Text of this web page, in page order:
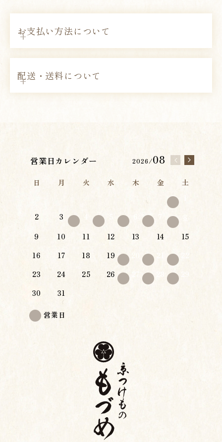
お支払い方法について
配送・送料について
営業日カレンダー 2026/08
日 月 火 水 木 金
土
2
3
9
10 11 12 13 14
15
16
17 18 19 21
23
24 25 26
30
31
営業日